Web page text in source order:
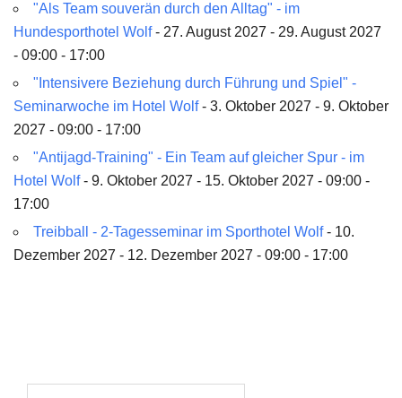
"Als Team souverän durch den Alltag" - im
Hundesporthotel Wolf- 27. August 2027 - 29. August 2027
- 09:00 - 17:00
"Intensivere Beziehung durch Führung und Spiel" -
Seminarwoche im Hotel Wolf- 3. Oktober 2027 - 9. Oktober
2027 - 09:00 - 17:00
"Antijagd-Training" - Ein Team auf gleicher Spur - im
Hotel Wolf- 9. Oktober 2027 - 15. Oktober 2027 - 09:00 -
17:00
Treibball - 2-Tagesseminar im Sporthotel Wolf- 10.
Dezember 2027 - 12. Dezember 2027 - 09:00 - 17:00